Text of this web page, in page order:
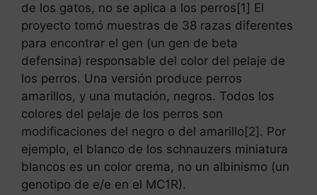
de los gatos, no se aplica a los perros[1] El
proyecto tomó muestras de 38 razas diferentes
para encontrar el gen (un gen de beta
defensina) responsable del color del pelaje de
los perros. Una versión produce perros
amarillos, y una mutación, negros. Todos los
colores del pelaje de los perros son
modificaciones del negro o del amarillo[2]. Por
ejemplo, el blanco de los schnauzers miniatura
blancos es un color crema, no un albinismo (un
genotipo de e/e en el MC1R).